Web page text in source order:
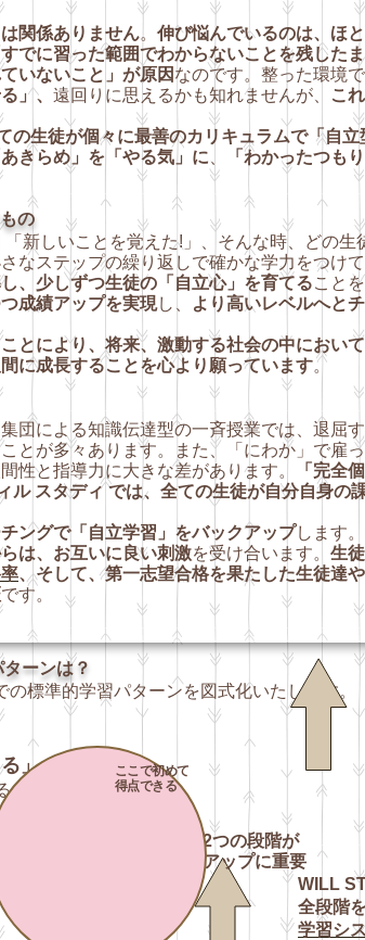
関係ありません。 伸び悩んでいるのは、ほ
でに習った範囲でわからないことを残した
いないこと」が原因 なのです。整った環境で
る」、 遠回りに思えるかも知れませんが、 こ
生徒が個々に最善のカリキュラムで「自立
あきらめ」を「やる気」に 「わかったつも
の
新しいことを覚えた!」、そんな時、どの生
なステップの繰り返しで確かな学力をつけ
、少しずつ生徒の「自立心」を育てること
成績アップを実現し、
より高いレベルへと
とにより、将来、激動する社会の中におい
に成長することを心より願っています。
集団による知識伝達型の一斉授業では、退屈
とが多々あります。また、「にわか」で雇
性と指導力に大きな差があります。
「完全
ル スタディでは、全ての生徒が自分自身の
チングで「自立学習」をバックアップします。
は、お互いに良い刺激を受け合います。 生
、そして、第一志望合格を果たした生徒達
です。
ーンは？
標準的学習パターンを図式化いたします。
」
＝
WILL
全段階
学習シ
この2つの段階が
成績アップに重要
ここで初めて
得点できる